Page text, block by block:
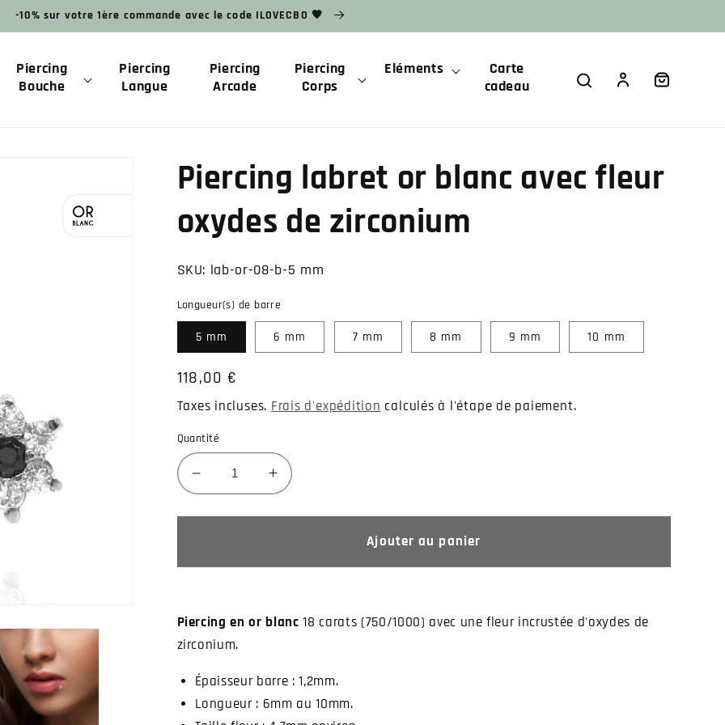
-10% sur votre 1ère commande avec le code ILOVECBO 🧡
Piercing
Bouche
Piercing
Langue
Piercing
Arcade
Piercing
Corps
Eléments
Carte
cadeau
ConnexionPanier
Piercing labret or blanc avec fleur
oxydes de zirconium
SKU: lab-or-08-b-5 mm
Longueur(s) de barre
5 mm 6 mm 7 mm 8 mm 9 mm 10 mm
Prix
habituel
118,00 €
Taxes incluses. Frais d'expédition calculés à l'étape de paiement.
Quantité
Réduire
la
quantité
avec
fleur
de
zirconium
Augmenter
la
quantité
avec
de
zirconium
Ajouter au panier
Piercing en or blanc 18 carats (750/1000) avec une fleur incrustée d'oxydes de
zirconium.
Épaisseur barre : 1,2mm.
Longueur : 6mm au 10mm.